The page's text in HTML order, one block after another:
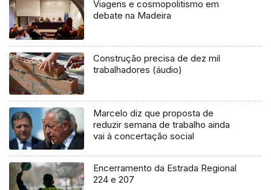
Viagens e cosmopolitismo em
debate na Madeira
Construção precisa de dez mil
trabalhadores (áudio)
Marcelo diz que proposta de
reduzir semana de trabalho ainda
vai à concertação social
Encerramento da Estrada Regional
224 e 207